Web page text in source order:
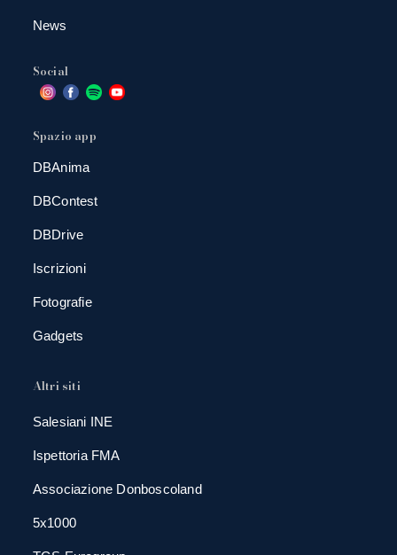
News
Social
Spazio app
DBAnima
DBContest
DBDrive
Iscrizioni
Fotografie
Gadgets
Altri siti
Salesiani INE
Ispettoria FMA
Associazione Donboscoland
5x1000